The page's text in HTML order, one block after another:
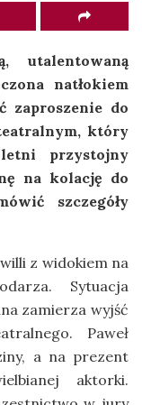
utalentowaną
natłokiem
zaproszenie do
który
przystojny
na kolację do
szczegóły
z widokiem na
Sytuacja
zamierza wyjść
Paweł
a na prezent
aktorki.